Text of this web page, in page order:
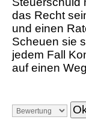
das Recht
und einen
Scheuen sie
jedem Fall
auf einen